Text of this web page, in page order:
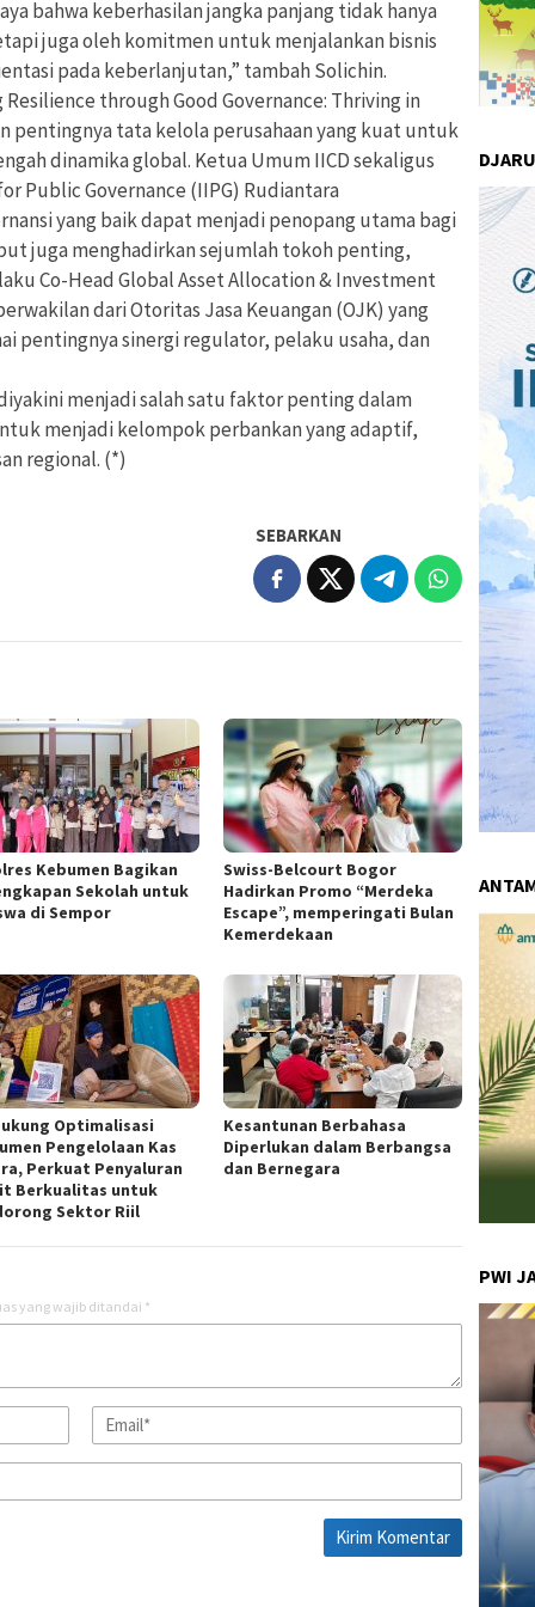
bahwa keberhasilan jangka panjang tidak hanya
juga oleh komitmen untuk menjalankan bisnis
pada keberlanjutan,” tambah Solichin.
through Good Governance: Thriving in
pentingnya tata kelola perusahaan yang kuat untuk
dinamika global. Ketua Umum IICD sekaligus
Public Governance (IIPG) Rudiantara
yang baik dapat menjadi penopang utama bagi
juga menghadirkan sejumlah tokoh penting,
Co-Head Global Asset Allocation & Investment
dari Otoritas Jasa Keuangan (OJK) yang
pentingnya sinergi regulator, pelaku usaha, dan
menjadi salah satu faktor penting dalam
menjadi kelompok perbankan yang adaptif,
regional. (*)
SEBARKAN
Kebumen Bagikan
Sekolah untuk
di Sempor
Swiss-Belcourt Bogor
Hadirkan Promo “Merdeka
Escape”, memperingati Bulan
Kemerdekaan
Optimalisasi
Pengelolaan Kas
Perkuat Penyaluran
Berkualitas untuk
Sektor Riil
Kesantunan Berbahasa
Diperlukan dalam Berbangsa
dan Bernegara
yang wajib ditandai *
PWI